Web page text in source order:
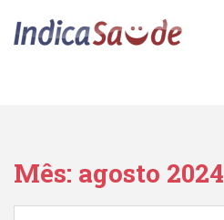
Mês: agosto 2024